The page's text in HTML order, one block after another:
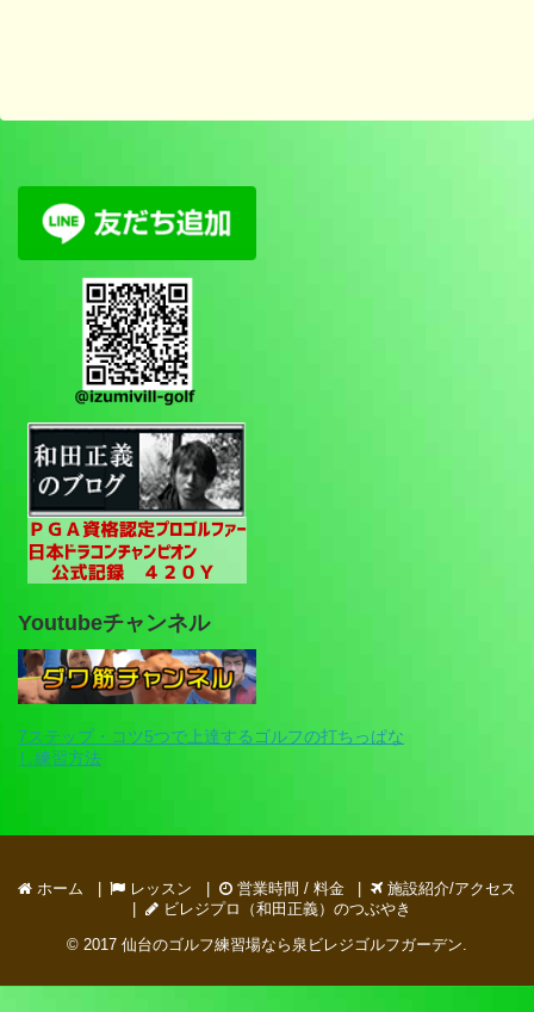
Youtubeチャンネル
7ステップ・コツ5つで上達するゴルフの打ちっぱな
し練習方法
ホーム レッスン 営業時間 / 料金
施設紹介/アクセス
ビレジプロ（和田正義）のつぶやき
© 2017 仙台のゴルフ練習場なら泉ビレジゴルフガーデン.